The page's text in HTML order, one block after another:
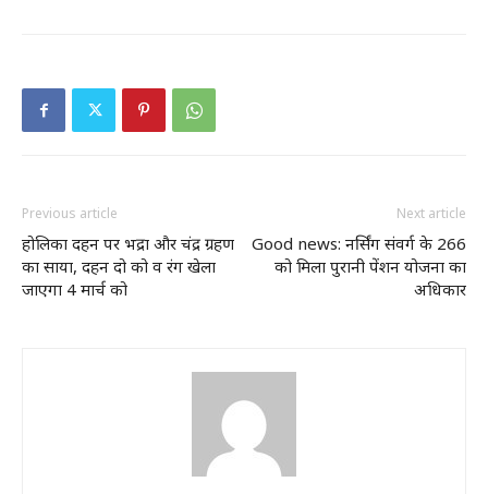
Previous article
होलिका दहन पर भद्रा और चंद्र ग्रहण
का साया, दहन दो को व रंग खेला
जाएगा 4 मार्च को
Next article
Good news: नर्सिंग संवर्ग के 266
को मिला पुरानी पेंशन योजना का
अधिकार